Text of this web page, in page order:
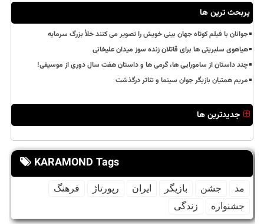
پربحث ترین ها
جوانان با فیلم کوتاه جهان بینی خویش را تصویر می کنند خلأ بزرگ سرمایه
هیاهوی سلبریتی ها برای قاتلان زنده سوز میدان علیخانی
چند داستان از سامورایی ها، گرمی ها و داستان هفت سال دوری از موسیقی!
مریم همتیان بازیگر جوان سینما و تئاتر درگذشت
جدیدترین ها
KARAMOND Tags
مد جشن بازیگر ایران رپورتاژ
فرهنگ
جشنواره
زندگی